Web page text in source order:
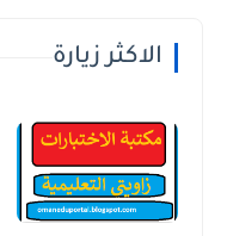
الاكثر زيارة